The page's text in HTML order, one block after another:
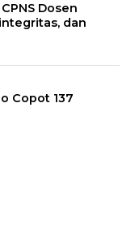
Dosen
dan
Copot 137